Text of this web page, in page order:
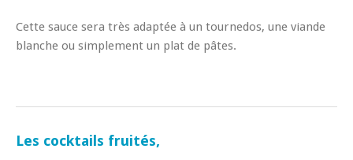
Cette sauce sera très adaptée à un tournedos, une viande
blanche ou simplement un plat de pâtes.
Les cocktails fruités,